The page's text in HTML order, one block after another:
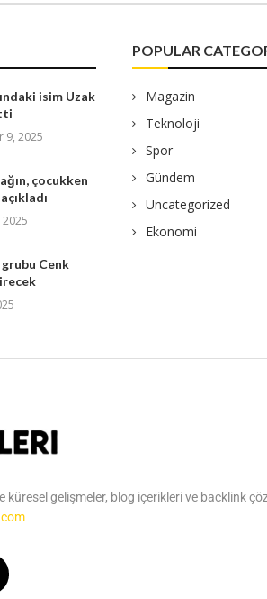
isim Uzak
9, 2025
çocukken
Cenk
POPULAR
Magazin
Teknoloji
Spor
Gündem
Uncategorized
Ekonomi
gelişmeler, blog içerikleri ve backlink